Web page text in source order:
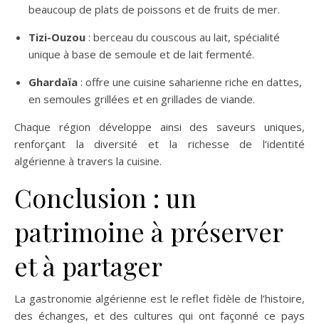
beaucoup de plats de poissons et de fruits de mer.
Tizi-Ouzou : berceau du couscous au lait, spécialité
unique à base de semoule et de lait fermenté.
Ghardaïa : offre une cuisine saharienne riche en dattes,
en semoules grillées et en grillades de viande.
Chaque région développe ainsi des saveurs uniques,
renforçant la diversité et la richesse de l’identité
algérienne à travers la cuisine.
Conclusion : un
patrimoine à préserver
et à partager
La gastronomie algérienne est le reflet fidèle de l’histoire,
des échanges, et des cultures qui ont façonné ce pays